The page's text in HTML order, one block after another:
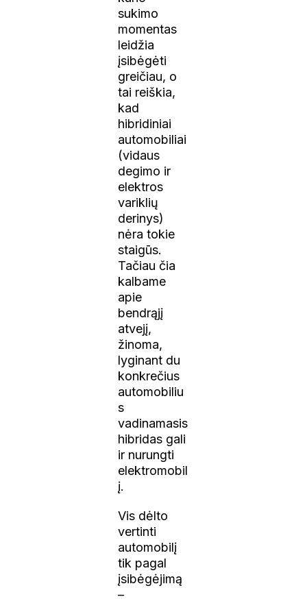
sukimo
momentas
leidžia
įsibėgėti
greičiau, o
tai reiškia,
kad
hibridiniai
automobiliai
(vidaus
degimo ir
elektros
variklių
derinys)
nėra tokie
staigūs.
Tačiau čia
kalbame
apie
bendrąjį
atvejį,
žinoma,
lyginant du
konkrečius
automobiliu
s
vadinamasis
hibridas gali
ir nurungti
elektromobil
į.
Vis dėlto
vertinti
automobilį
tik pagal
įsibėgėjimą
–